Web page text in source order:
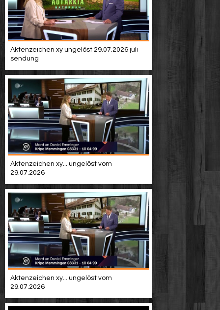
Aktenzeichen xy ungelöst 29.07.2026 juli
sendung
Aktenzeichen xy... ungelöst vom
29.07.2026
Aktenzeichen xy... ungelöst vom
29.07.2026